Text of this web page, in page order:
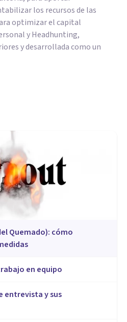
los recursos de las
optimizar el capital
y Headhunting,
y desarrollada como un
Quemado): cómo
en equipo
entrevista y sus